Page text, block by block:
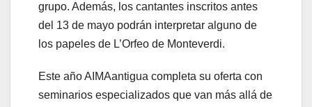
grupo. Además, los cantantes inscritos antes
del 13 de mayo podrán interpretar alguno de
los papeles de L’Orfeo de Monteverdi.
Este año AIMAantigua completa su oferta con
seminarios especializados que van más allá de